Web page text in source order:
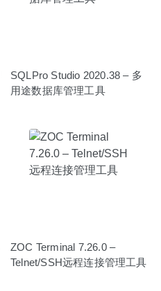
SQLPro Studio 2020.38 – 多
用途数据库管理工具
ZOC Terminal 7.26.0 –
Telnet/SSH远程连接管理工具